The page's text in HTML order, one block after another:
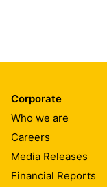
Corporate
Who we are
Careers
Media Releases
Financial Reports